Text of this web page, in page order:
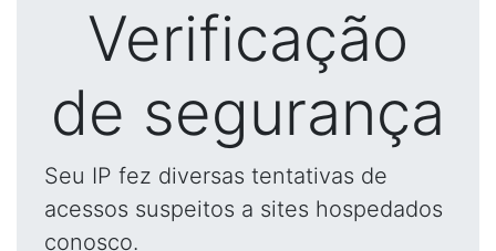
Verificação
de segurança
Seu IP fez diversas tentativas de
acessos suspeitos a sites hospedados
conosco.